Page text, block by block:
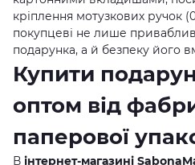
кріплення мотузкових ручок
покупцеві не лише
подарунка, а й безпеку його
Купити
оптом від
паперової
В інтернет-магазині